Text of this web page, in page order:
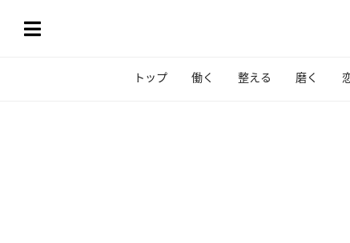
トップ 働く 整える 磨く